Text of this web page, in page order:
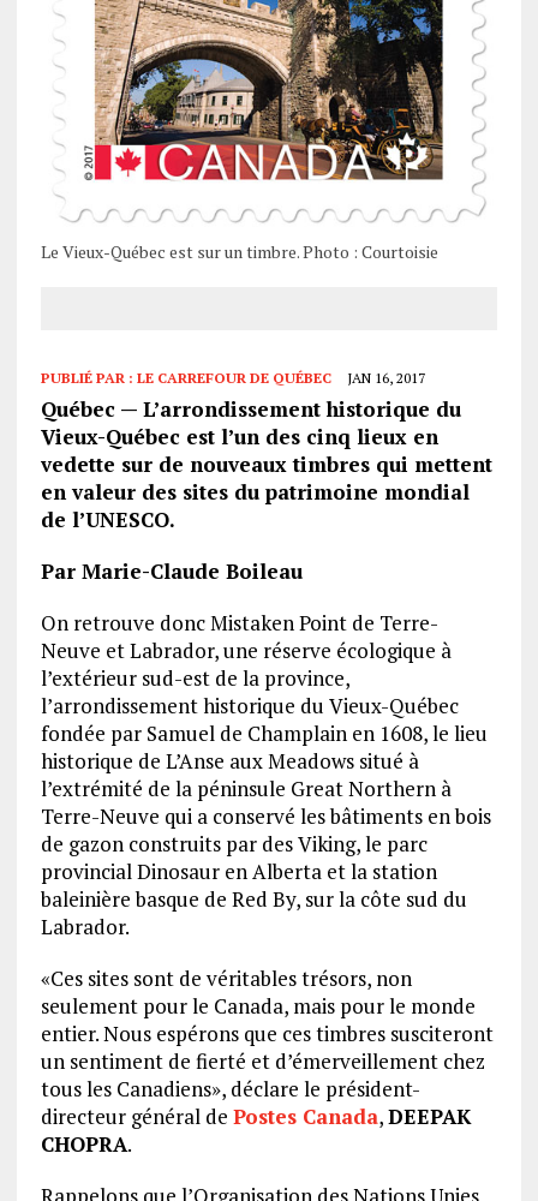
Le Vieux-Québec est sur un timbre. Photo : Courtoisie
PUBLIÉ PAR : LE CARREFOUR DE QUÉBEC JAN 16, 2017
Québec — L’arrondissement historique du
Vieux-Québec est l’un des cinq lieux en
vedette sur de nouveaux timbres qui mettent
en valeur des sites du patrimoine mondial
de l’UNESCO.
Par Marie-Claude Boileau
On retrouve donc Mistaken Point de Terre-
Neuve et Labrador, une réserve écologique à
l’extérieur sud-est de la province,
l’arrondissement historique du Vieux-Québec
fondée par Samuel de Champlain en 1608, le lieu
historique de L’Anse aux Meadows situé à
l’extrémité de la péninsule Great Northern à
Terre-Neuve qui a conservé les bâtiments en bois
de gazon construits par des Viking, le parc
provincial Dinosaur en Alberta et la station
baleinière basque de Red By, sur la côte sud du
Labrador.
«Ces sites sont de véritables trésors, non
seulement pour le Canada, mais pour le monde
entier. Nous espérons que ces timbres susciteront
un sentiment de fierté et d’émerveillement chez
tous les Canadiens», déclare le président-
directeur général de Postes Canada,DEEPAK
CHOPRA.
Rappelons que l’Organisation des Nations Unies